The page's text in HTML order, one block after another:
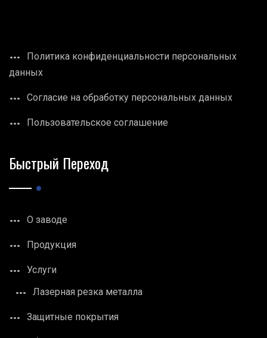
Политика конфиденциальности персональных
данных
Согласие на обработку персональных данных
Пользовательское соглашение
Быстрый Переход
О заводе
Продукция
Услуги
Лазерная резка металла
Защитные покрытия